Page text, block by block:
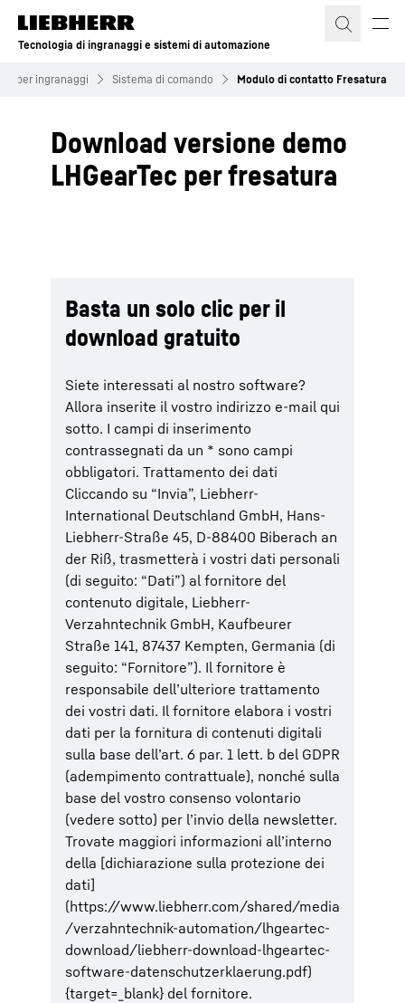
Tecnologia di ingranaggi e sistemi di automazione
per ingranaggi Sistema di comando Modulo di contatto Fresatura
Download versione demo
LHGearTec per fresatura
Basta un solo clic per il
download gratuito
Siete interessati al nostro software?
Allora inserite il vostro indirizzo e-mail qui
sotto. I campi di inserimento
contrassegnati da un * sono campi
obbligatori. Trattamento dei dati
Cliccando su “Invia”, Liebherr-
International Deutschland GmbH, Hans-
Liebherr-Straße 45, D-88400 Biberach an
der Riß, trasmetterà i vostri dati personali
(di seguito: “Dati”) al fornitore del
contenuto digitale, Liebherr-
Verzahntechnik GmbH, Kaufbeurer
Straße 141, 87437 Kempten, Germania (di
seguito: “Fornitore”). Il fornitore è
responsabile dell’ulteriore trattamento
dei vostri dati. Il fornitore elabora i vostri
dati per la fornitura di contenuti digitali
sulla base dell’art. 6 par. 1 lett. b del GDPR
(adempimento contrattuale), nonché sulla
base del vostro consenso volontario
(vedere sotto) per l’invio della newsletter.
Trovate maggiori informazioni all’interno
della [dichiarazione sulla protezione dei
dati]
(https://www.liebherr.com/shared/media
/verzahntechnik-automation/lhgeartec-
download/liebherr-download-lhgeartec-
software-datenschutzerklaerung.pdf)
{target=_blank} del fornitore.